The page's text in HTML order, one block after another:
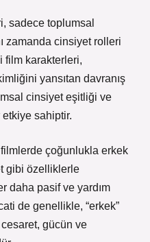
sadece toplumsal
zamanda cinsiyet rolleri
film karakterleri,
yansıtan davranış
cinsiyet eşitliği ve
sahiptir.
çoğunlukla erkek
gibi özelliklerle
daha pasif ve yardım
de genellikle, “erkek”
gücün ve